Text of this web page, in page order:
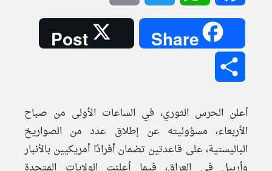
Share
Post
أعلن الحرس الثوري، في الساعات الأولى من صباح
الأربعاء، مسؤوليته عن إطلاق عدد من الصواريخ
الباليستية، على قاعدتين تضمان أفرادًا أمريكيين بالأنبار